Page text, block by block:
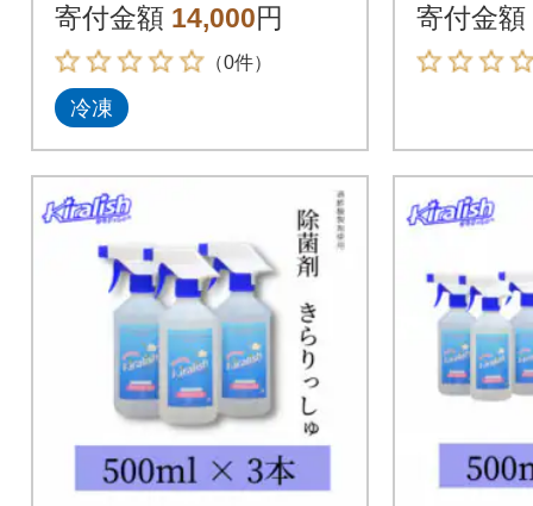
寄付金額 14,000円
（0件）
冷凍
寄付金額